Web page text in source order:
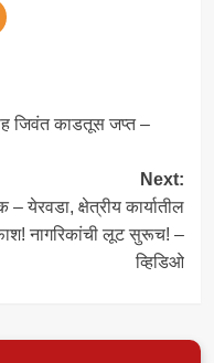
जिवंत काडतूस जप्त –
Next:
क्षेत्रीय कार्यातील
नागरिकांची लूट सुरूच! –
व्हिडिओ